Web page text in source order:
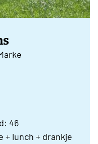
46
+ lunch + drankje